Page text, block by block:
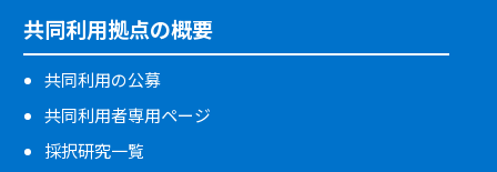
共同利用拠点の概要
共同利用の公募
共同利用者専用ページ
採択研究一覧